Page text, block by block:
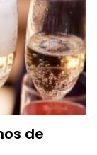
de